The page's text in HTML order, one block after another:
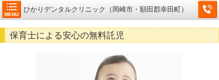
MENU
ひかりデンタルクリニック（岡崎市・額田郡幸田町）
保育士による安心の無料託児